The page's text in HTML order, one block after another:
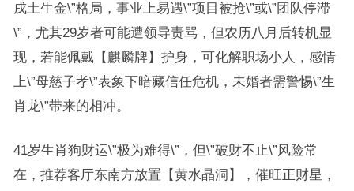
戌土生金\”格局，事业上易遇\”项目被抢\”或\”团队停滞
\”，尤其29岁者可能遭领导责骂，但农历八月后转机显
现，若能佩戴【麒麟牌】护身，可化解职场小人，感情
上\”母慈子孝\”表象下暗藏信任危机，未婚者需警惕\”生
肖龙\”带来的相冲。
41岁生肖狗财运\”极为难得\”，但\”破财不止\”风险常
在，推荐客厅东南方放置【黄水晶洞】，催旺正财星，